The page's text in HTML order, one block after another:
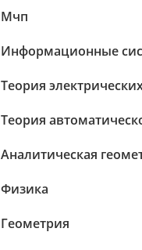
Мчп
Информационные
Теория
Теория
Аналитическая
Физика
Геометрия